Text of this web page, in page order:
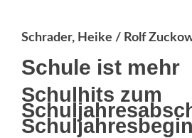
Schrader, Heike / Rolf
Schule ist mehr
Schulhits zum